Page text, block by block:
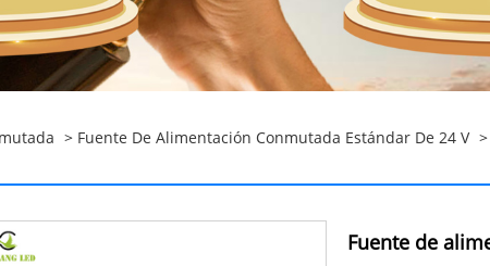
> Fuente De Alimentación Conmutada Estándar De 24 V
Fuente de